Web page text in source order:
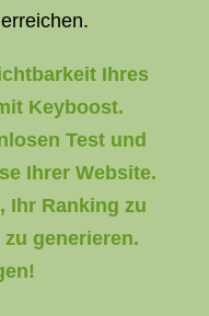
Ihres
Keyboost.
Test und
Ihrer Website.
Ihr Ranking zu
generieren.